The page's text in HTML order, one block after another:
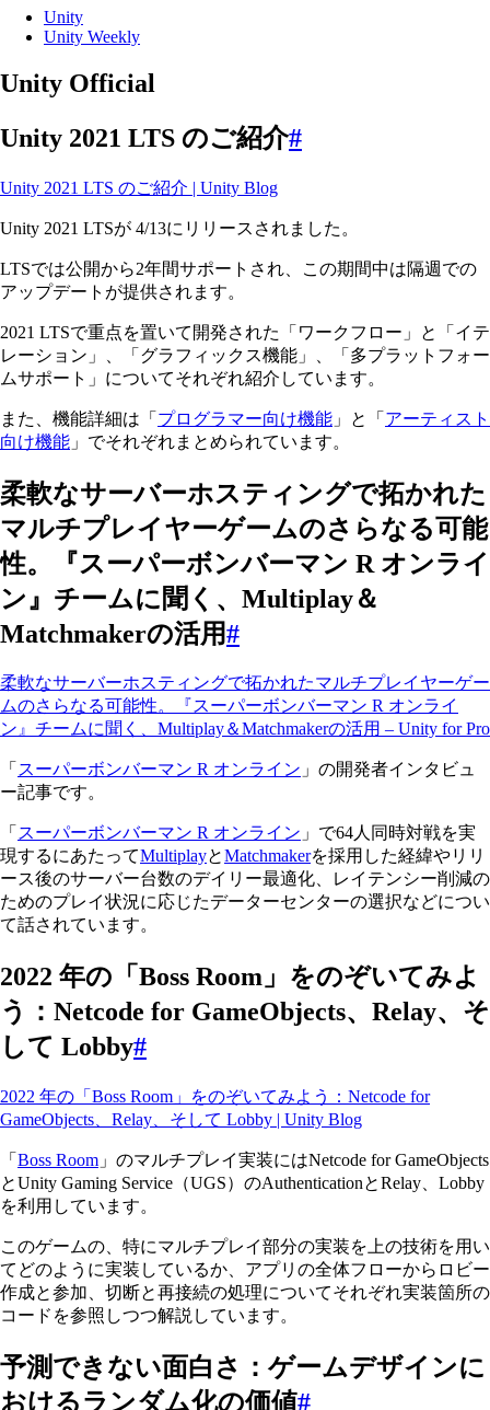
Unity
Unity Weekly
Unity Official
Unity 2021 LTS のご紹介#
Unity 2021 LTS のご紹介 | Unity Blog
Unity 2021 LTSが 4/13にリリースされました。
LTSでは公開から2年間サポートされ、この期間中は隔週での
アップデートが提供されます。
2021 LTSで重点を置いて開発された「ワークフロー」と「イテ
レーション」、「グラフィックス機能」、「多プラットフォー
ムサポート」についてそれぞれ紹介しています。
また、機能詳細は「 プログラマー向け機能 」と「 アーティスト
向け機能 」でそれぞれまとめられています。
柔軟なサーバーホスティングで拓かれた
マルチプレイヤーゲームのさらなる可能
性。『スーパーボンバーマン R オンライ
ン』チームに聞く、Multiplay＆
Matchmakerの活用#
柔軟なサーバーホスティングで拓かれたマルチプレイヤーゲー
ムのさらなる可能性。『スーパーボンバーマン R オンライ
ン』チームに聞く、Multiplay＆Matchmakerの活用 – Unity for Pro
「 スーパーボンバーマン R オンライン 」の開発者インタビュ
ー記事です。
「 スーパーボンバーマン R オンライン 」で64人同時対戦を実
現するにあたってMultiplayとMatchmakerを採用した経緯やリリ
ース後のサーバー台数のデイリー最適化、レイテンシー削減の
ためのプレイ状況に応じたデーターセンターの選択などについ
て話されています。
2022 年の「Boss Room」をのぞいてみよ
う：Netcode for GameObjects、Relay、そ
して Lobby#
2022 年の「Boss Room」をのぞいてみよう：Netcode for
GameObjects、Relay、そして Lobby | Unity Blog
「 Boss Room 」のマルチプレイ実装にはNetcode for GameObjects
とUnity Gaming Service（UGS）のAuthenticationとRelay、Lobby
を利用しています。
このゲームの、特にマルチプレイ部分の実装を上の技術を用い
てどのように実装しているか、アプリの全体フローからロビー
作成と参加、切断と再接続の処理についてそれぞれ実装箇所の
コードを参照しつつ解説しています。
予測できない面白さ：ゲームデザインに
おけるランダム化の価値#